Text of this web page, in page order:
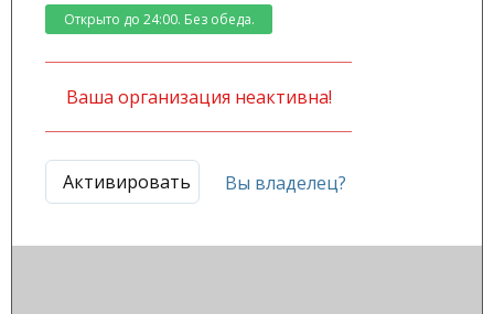
Открыто до 24:00. Без обеда.
Ваша организация неактивна!
Активировать Вы владелец?